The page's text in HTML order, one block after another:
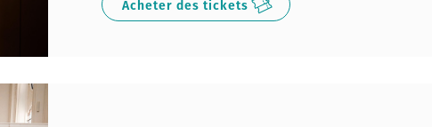
Acheter des tickets